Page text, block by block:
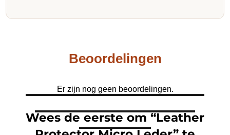
Beoordelingen
Er zijn nog geen beoordelingen.
Wees de eerste om “Leather